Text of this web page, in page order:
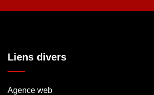
Liens divers
Agence web